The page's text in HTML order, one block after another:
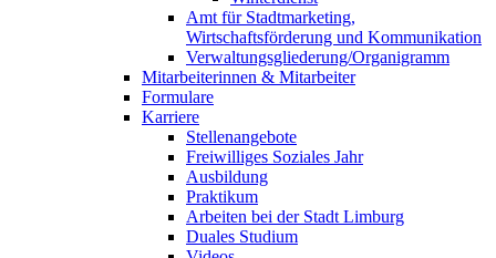
Amt für Stadtmarketing,
Wirtschaftsförderung und Kommunikation
Verwaltungsgliederung/Organigramm
Mitarbeiterinnen & Mitarbeiter
Formulare
Karriere
Stellenangebote
Freiwilliges Soziales Jahr
Ausbildung
Praktikum
Arbeiten bei der Stadt Limburg
Duales Studium